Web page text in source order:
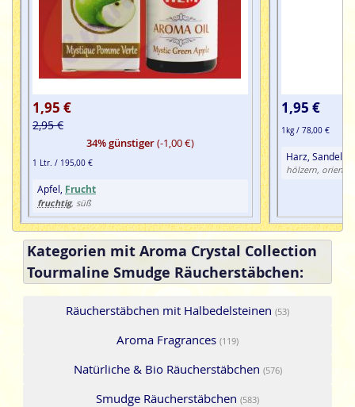
1,95 €
2,95 €
34% günstiger(-1,00 €)
1 Ltr. / 195,00 €
Apfel, Frucht
fruchtig, süß
1,95 €
1kg / 78,00 €
Harz,
hölzern,
Kategorien mit Aroma Crystal Collection
Tourmaline Smudge Räucherstäbchen:
Räucherstäbchen mit Halbedelsteinen (53)
Aroma Fragrances (119)
Natürliche & Bio Räucherstäbchen (576)
Smudge Räucherstäbchen (583)